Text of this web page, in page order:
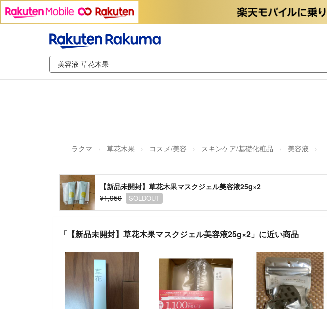
ラクマ 草花木果 コスメ/美容 スキンケア/基礎化粧品 美容液
【新品未開封】草花木果マスクジェル美容液25g×2
¥1,950
SOLDOUT
「【新品未開封】草花木果マスクジェル美容液25g×2」に近い商品